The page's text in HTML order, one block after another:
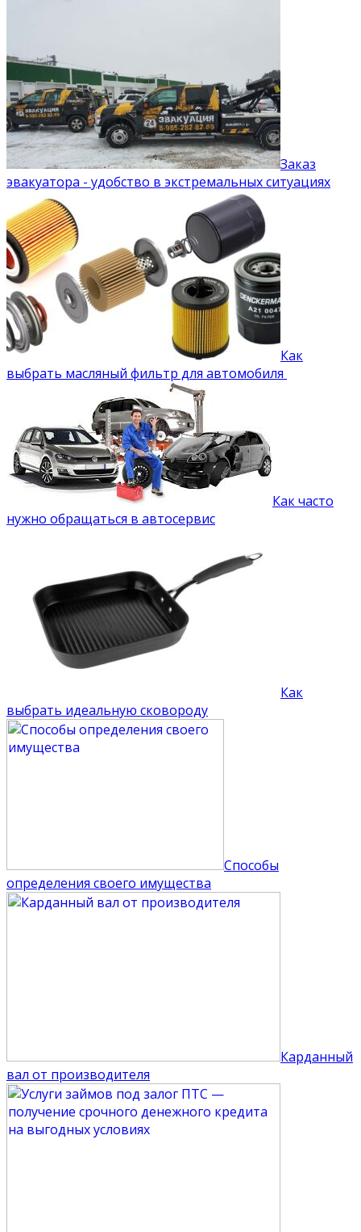
Заказ
эвакуатора - удобство в экстремальных ситуациях
Как
выбрать масляный фильтр для автомобиля
Как часто
нужно обращаться в автосервис
Как
выбрать идеальную сковороду
Способы
определения своего имущества
Карданный
вал от производителя